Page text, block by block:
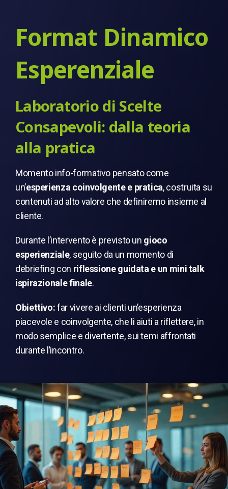
Format Dinamico
Esperenziale
Laboratorio di Scelte
Consapevoli: dalla teoria
alla pratica
Momento info-formativo pensato come
un’esperienza coinvolgente e pratica, costruita su
contenuti ad alto valore che definiremo insieme al
cliente.
Durante l’intervento è previsto un gioco
esperienziale, seguito da un momento di
debriefing con riflessione guidata e un mini talk
ispirazionale finale.
Obiettivo:far vivere ai clienti un’esperienza
piacevole e coinvolgente, che li aiuti a riflettere, in
modo semplice e divertente, sui temi affrontati
durante l’incontro.